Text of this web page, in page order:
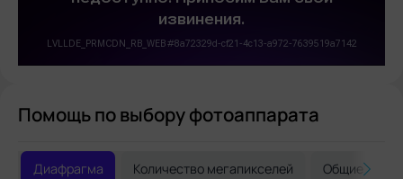
Помощь по выбору фотоаппарата
Диафрагма Количество мегапикселей Общие